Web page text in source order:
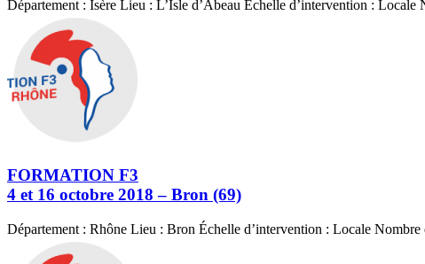
Département : Isère Lieu : L’Isle d’Abeau Échelle d’intervention :
FORMATION F3
4 et 16 octobre 2018 – Bron (69)
Département : Rhône Lieu : Bron Échelle d’intervention : Locale